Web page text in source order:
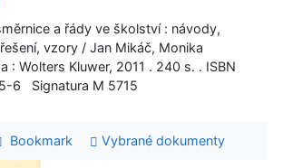
a řády ve školství : návody,
vzory / Jan Mikáč, Monika
Wolters Kluwer, 2011 . 240 s. . ISBN
6 Signatura M 5715
Bookmark Vybrané dokumenty